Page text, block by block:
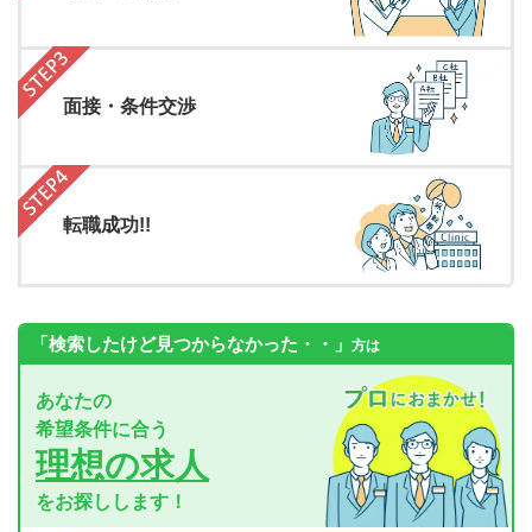
面接・条件交渉
転職成功!!
「検索したけど見つからなかった・・」 方は
あなたの
希望条件に合う
理想の求人
をお探しします！